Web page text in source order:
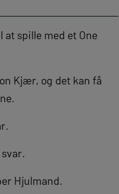
spille med et One
Kjær, og det kan få
Hjulmand.